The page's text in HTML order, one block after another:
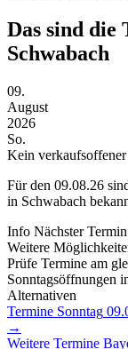
Das sind die
Schwabach
09.
August
2026
So.
Kein
Für den 09.08.26
in Schwabach
Info Nächster Termin
Weitere
Prüfe Termine am
Sonntagsöffnungen
Alternativen
Termine Sonntag
→
Weitere Termine